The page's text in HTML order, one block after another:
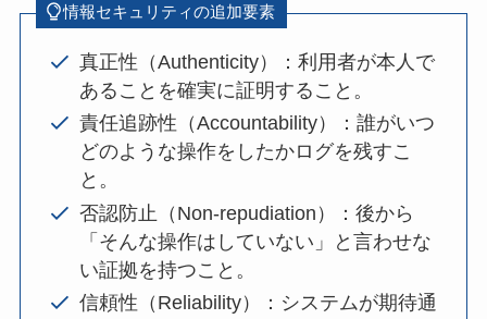
情報セキュリティの追加要素
真正性（Authenticity）：利用者が本人で
あることを確実に証明すること。
責任追跡性（Accountability）：誰がいつ
どのような操作をしたかログを残すこ
と。
否認防止（Non-repudiation）：後から
「そんな操作はしていない」と言わせな
い証拠を持つこと。
信頼性（Reliability）：システムが期待通